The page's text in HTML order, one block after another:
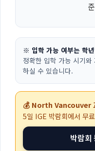
※ 입학 가능 여부는 학
정확한 입학 가능 시기와
하실 수 있습니다.
💰 North Vancouver
5일 IGE 박람회에서 무
박람